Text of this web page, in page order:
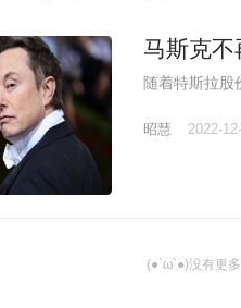
马斯克不
随着特斯拉股
昭慧 2022-
(●`ω`●)没有更多